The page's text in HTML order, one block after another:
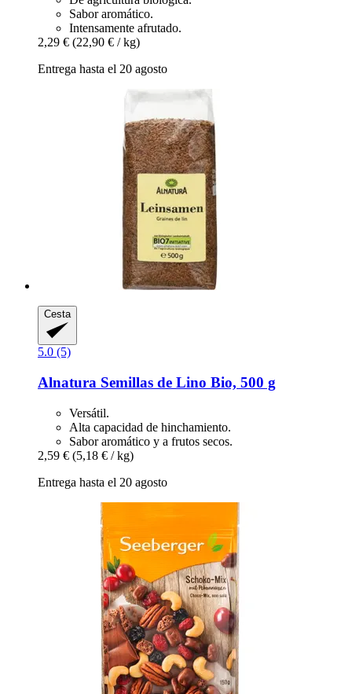
Sabor aromático.
Intensamente afrutado.
2,29 € (22,90 € / kg)
Entrega hasta el 20 agosto
Cesta
5.0 (5)
Alnatura Semillas de Lino Bio, 500 g
Versátil.
Alta capacidad de hinchamiento.
Sabor aromático y a frutos secos.
2,59 € (5,18 € / kg)
Entrega hasta el 20 agosto